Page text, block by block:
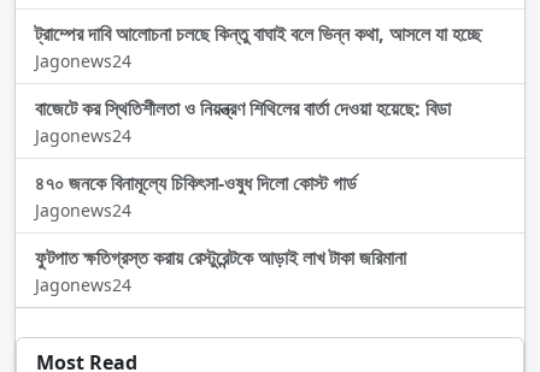
ট্রাম্পের দাবি আলোচনা চলছে কিন্তু বাঘাই বলে ভিন্ন কথা, আসলে যা হচ্ছে
Jagonews24
বাজেটে কর স্থিতিশীলতা ও নিয়ন্ত্রণ শিথিলের বার্তা দেওয়া হয়েছে: বিডা
Jagonews24
৪৭০ জনকে বিনামূল্যে চিকিৎসা-ওষুধ দিলো কোস্ট গার্ড
Jagonews24
ফুটপাত ক্ষতিগ্রস্ত করায় রেস্টুরেন্টকে আড়াই লাখ টাকা জরিমানা
Jagonews24
Most Read